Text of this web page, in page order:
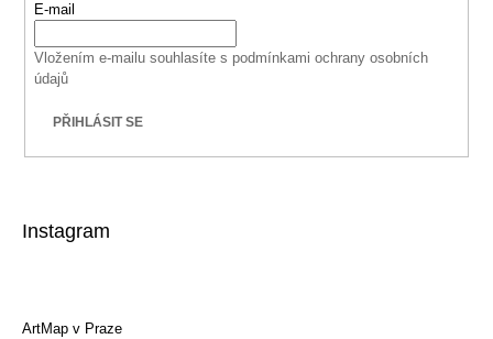
E-mail
Vložením e-mailu souhlasíte s podmínkami ochrany osobních
údajů
PŘIHLÁSIT SE
Instagram
ArtMap v Praze